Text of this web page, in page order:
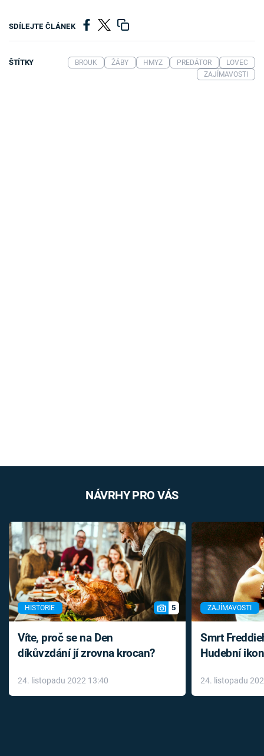
SDÍLEJTE ČLÁNEK
ŠTÍTKY BROUK ŽÁBY HMYZ PREDÁTOR
LOVEC
ZAJÍMAVOSTI
NÁVRHY PRO VÁS
HISTORIE 5
Víte, proč se na Den
díkůvzdání jí zrovna krocan?
24. listopadu 2022 13:40
ZAJÍMAVOSTI
Smrt
Hudební
léky
24. listopadu